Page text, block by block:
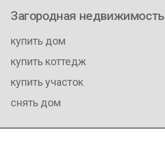
Загородная недвижимость
купить дом
купить коттедж
купить участок
снять дом